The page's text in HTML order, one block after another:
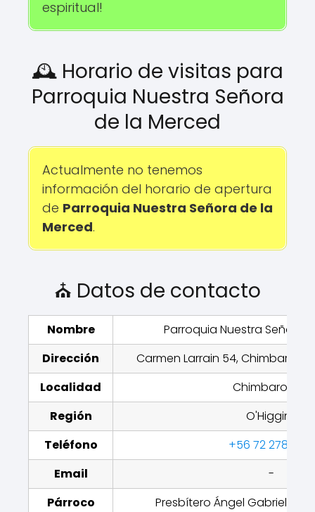
espiritual!
🕰️ Horario de visitas para
Parroquia Nuestra Señora
de la Merced
Actualmente no tenemos
información del horario de apertura
de Parroquia Nuestra Señora de la
Merced.
⛪ Datos de contacto
Nombre
Parroquia Nuestra Señora
Dirección
Carmen Larrain 54,
Localidad
Chimbarongo
Región
O'Higgins
Teléfono
+56 72 278 1224
Email
-
Párroco
Presbítero Ángel Gabriel